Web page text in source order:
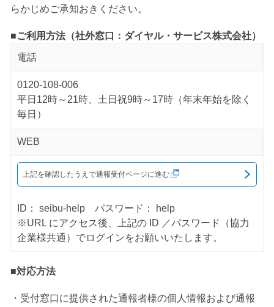
らかじめご承知おきください。
■ご利用方法（社外窓口：ダイヤル・サービス株式会社）
電話
0120-108-006
平日12時～21時、土日祝9時～17時（年末年始を除く
毎日）
WEB
上記を確認したうえで通報受付ページに進む
ID： seibu-help パスワード： help
※URL にアクセス後、上記の ID ／パスワード（協力
企業様共通）でログインをお願いいたします。
■対応方法
受付窓口に提供された通報者様の個人情報および通報